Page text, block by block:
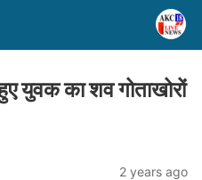
युवक का शव गोताखोरों
2 years ago